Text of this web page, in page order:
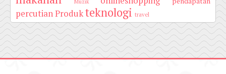
percutianProdukteknologi travel